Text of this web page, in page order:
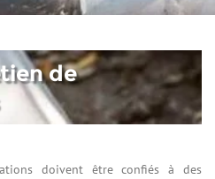
de
doivent être confiés à des